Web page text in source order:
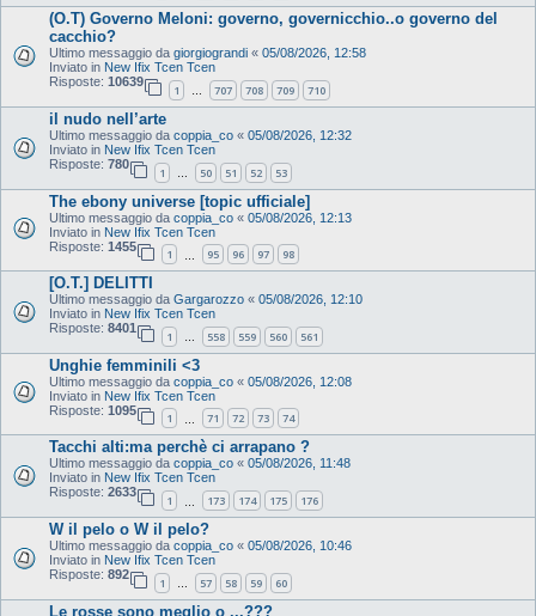
(O.T) Governo Meloni: governo, governicchio..o governo del
cacchio?
Ultimo messaggio da giorgiograndi « 05/08/2026, 12:58
Inviato in New Ifix Tcen Tcen
Risposte: 10639
1 … 707 708 709 710
il nudo nell’arte
Ultimo messaggio da coppia_co « 05/08/2026, 12:32
Inviato in New Ifix Tcen Tcen
Risposte: 780
1 50 51 52 53
The ebony universe [topic ufficiale]
Ultimo messaggio da coppia_co « 05/08/2026, 12:13
Inviato in New Ifix Tcen Tcen
Risposte: 1455
1 95 96 97 98
[O.T.] DELITTI
Ultimo messaggio da Gargarozzo « 05/08/2026, 12:10
Inviato in New Ifix Tcen Tcen
Risposte: 8401
1 … 558 559 560 561
Unghie femminili <3
Ultimo messaggio da coppia_co « 05/08/2026, 12:08
Inviato in New Ifix Tcen Tcen
Risposte: 1095
1 71 72 73 74
Tacchi alti:ma perchè ci arrapano ?
Ultimo messaggio da coppia_co « 05/08/2026, 11:48
Inviato in New Ifix Tcen Tcen
Risposte: 2633
1 173 174 175 176
W il pelo o W il pelo?
Ultimo messaggio da coppia_co « 05/08/2026, 10:46
Inviato in New Ifix Tcen Tcen
Risposte: 892
1 … 57 58 59 60
Le rosse sono meglio o ...???